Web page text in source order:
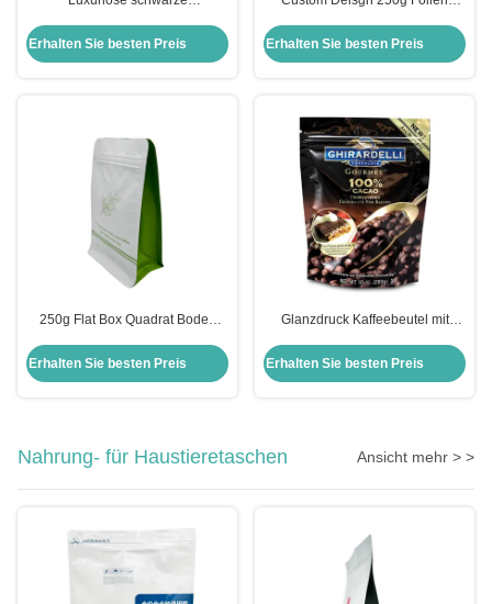
250g, 8 Seiten, versiegelt, flache
Schachtel, Boden, Kaffeebeutel
Erhalten Sie besten Preis
Kaffeebeutel mit Ventil für
Kaffeebohnen / Pulver
Erhalten Sie besten Preis
250g Flat Box Quadrat Boden
Zip Luxus matte weiße
Aluminiumfolie beschichtet
Erhalten Sie besten Preis
Glanzdruck Kaffeebeutel mit
Lebensmittelverpackungen
Erhalten Sie besten Preis
Nahrung- für Haustieretaschen Ansicht mehr > >